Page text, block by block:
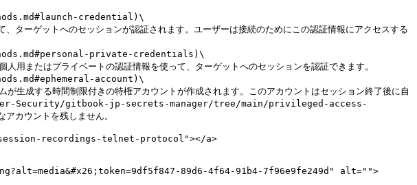
credential)\
private-credentials)\
account)\
Keeper-Security/gitbook-jp-secrets-manager/tree/main/privileged-access-
ントを残しません。
recordings-telnet-protocol"></a>
89d6-4f64-91b4-7f96e9fe249d" alt="">